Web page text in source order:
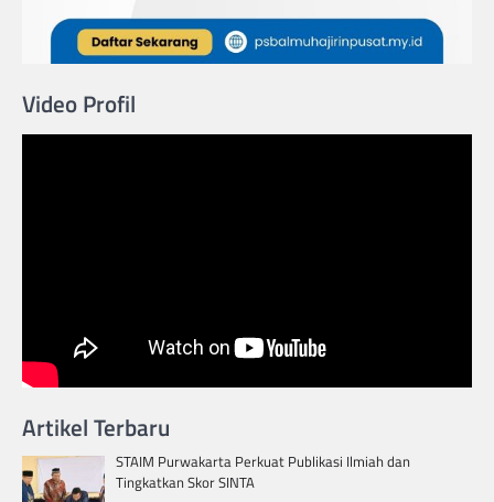
Video Profil
Artikel Terbaru
STAIM Purwakarta Perkuat Publikasi Ilmiah dan
Tingkatkan Skor SINTA